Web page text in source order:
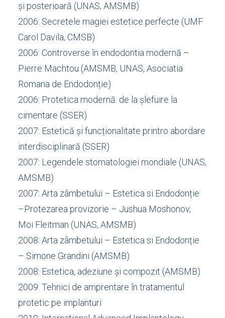
și posterioară (UNAS, AMSMB)
2006: Secretele magiei estetice perfecte (UMF
Carol Davila, CMSB)
2006: Controverse în endodontia modernă –
Pierre Machtou (AMSMB, UNAS, Asociatia
Romana de Endodonție)
2006: Protetica modernă: de la șlefuire la
cimentare (SSER)
2007: Estetică și funcționalitate printro abordare
interdisciplinară (SSER)
2007: Legendele stomatologiei mondiale (UNAS,
AMSMB)
2007: Arta zâmbetului – Estetica si Endodonție
–Protezarea provizorie – Jushua Moshonov,
Moi Fleitman (UNAS, AMSMB)
2008: Arta zâmbetului – Estetica si Endodonție
– Simone Grandini (AMSMB)
2008: Estetica, adeziune și compozit (AMSMB)
2009: Tehnici de amprentare în tratamentul
protetic pe implanturi